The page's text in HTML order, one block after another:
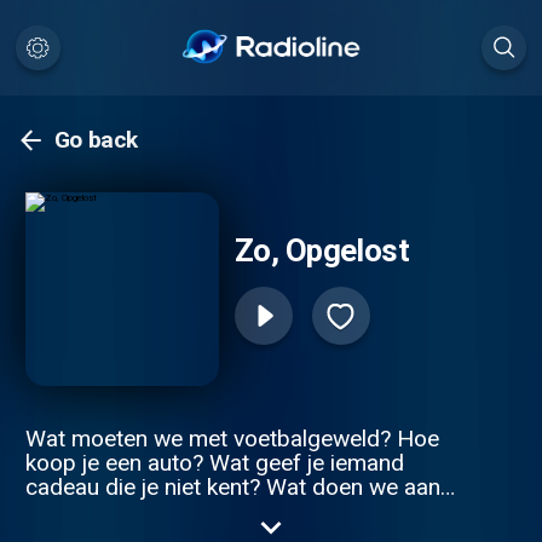
Go back
Zo, Opgelost
Wat moeten we met voetbalgeweld? Hoe
koop je een auto? Wat geef je iemand
cadeau die je niet kent? Wat doen we aan
eigenlijk op tijd? De wereld is gevuld met